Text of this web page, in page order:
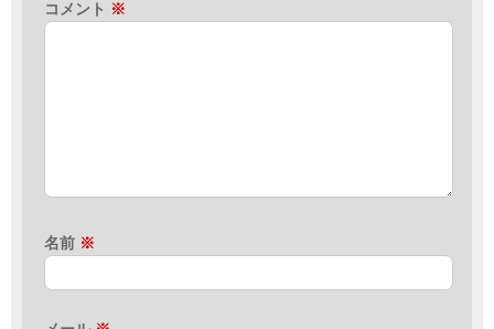
コメント ※
名前 ※